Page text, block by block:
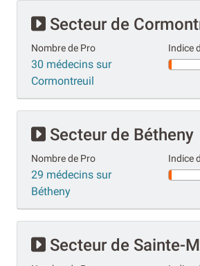
Secteur de
Nombre de Pro
30 médecins sur
Cormontreuil
Indice
Secteur de Bétheny
Nombre de Pro
29 médecins sur
Bétheny
Indice
Secteur de Sainte-